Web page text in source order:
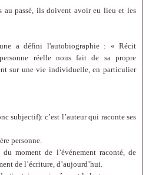
au passé, ils doivent avoir eu lieu et les
a défini l'autobiographie : « Récit
réelle nous fait de sa propre
sur une vie individuelle, en particulier
subjectif): c’est l’auteur qui raconte ses
personne.
moment de l’événement raconté, de
de l’écriture, d’aujourd’hui.